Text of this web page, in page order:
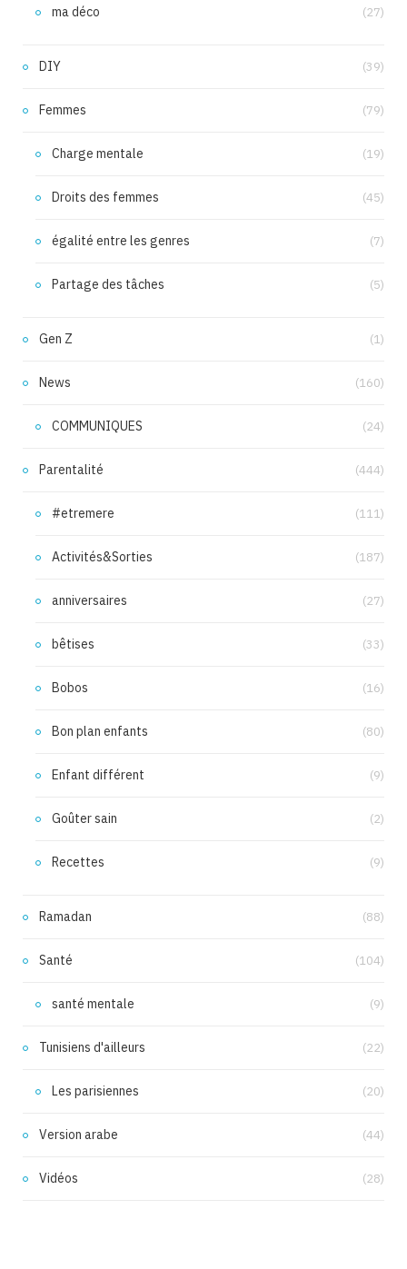
ma déco (27)
DIY (39)
Femmes (79)
Charge mentale (19)
Droits des femmes (45)
égalité entre les genres (7)
Partage des tâches (5)
Gen Z (1)
News (160)
COMMUNIQUES (24)
Parentalité (444)
#etremere (111)
Activités&Sorties (187)
anniversaires (27)
bêtises (33)
Bobos (16)
Bon plan enfants (80)
Enfant différent (9)
Goûter sain (2)
Recettes (9)
Ramadan (88)
Santé (104)
santé mentale (9)
Tunisiens d'ailleurs (22)
Les parisiennes (20)
Version arabe (44)
Vidéos (28)